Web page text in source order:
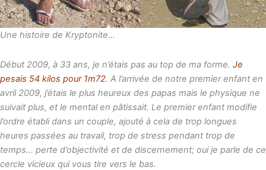
Une histoire de Kryptonite…
Début 2009, à 33 ans, je n’étais pas au top de ma forme. Je
pesais 54 kilos pour 1m72. A l’arrivée de notre premier enfant en
avril 2009, j’étais le plus heureux des papas mais le physique ne
suivait plus, et le mental en pâtissait. Le premier enfant modifie
l’ordre établi dans un couple, ajouté à cela de trop longues
heures passées au travail, trop de stress pendant trop de
temps… perte d’objectivité et de discernement; oui je parle de ce
cercle vicieux qui vous tire vers le bas.